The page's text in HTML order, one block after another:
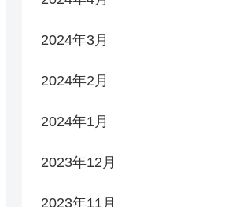
2024年3月
2024年2月
2024年1月
2023年12月
2023年11月